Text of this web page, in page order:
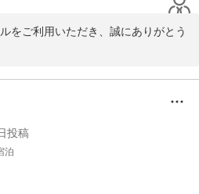
をご利用いただき、誠にありがとう
、ゆったりとお過ごしいただけたと
りの喜びでございます。
材を取り入れたお食事につきまして
た。
投稿
泊